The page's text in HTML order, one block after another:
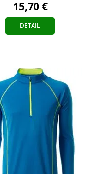
15,70 €
DETAIL